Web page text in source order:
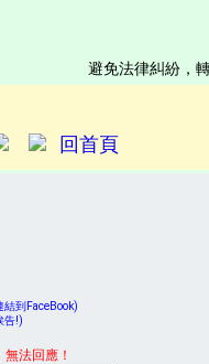
避免法律糾紛，
回首頁
結到FaceBook)
告!)
法回應！